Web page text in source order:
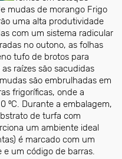
mudas de morango Frigo
uma alta produtividade
com um sistema radicular
no outono, as folhas
tufo de brotos para
raízes são sacudidas
são embrulhadas em
frigoríficas, onde a
⁰С. Durante a embalagem,
de turfa com
um ambiente ideal
é marcado com um
e um código de barras.